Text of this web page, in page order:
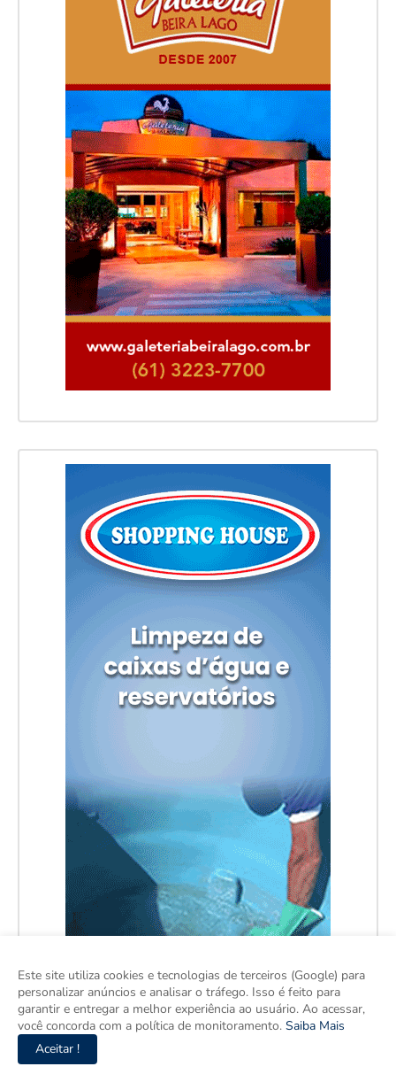
Este site utiliza cookies e tecnologias de terceiros (Google) para
personalizar anúncios e analisar o tráfego. Isso é feito para
garantir e entregar a melhor experiência ao usuário. Ao acessar,
você concorda com a política de monitoramento. Saiba Mais
Aceitar !